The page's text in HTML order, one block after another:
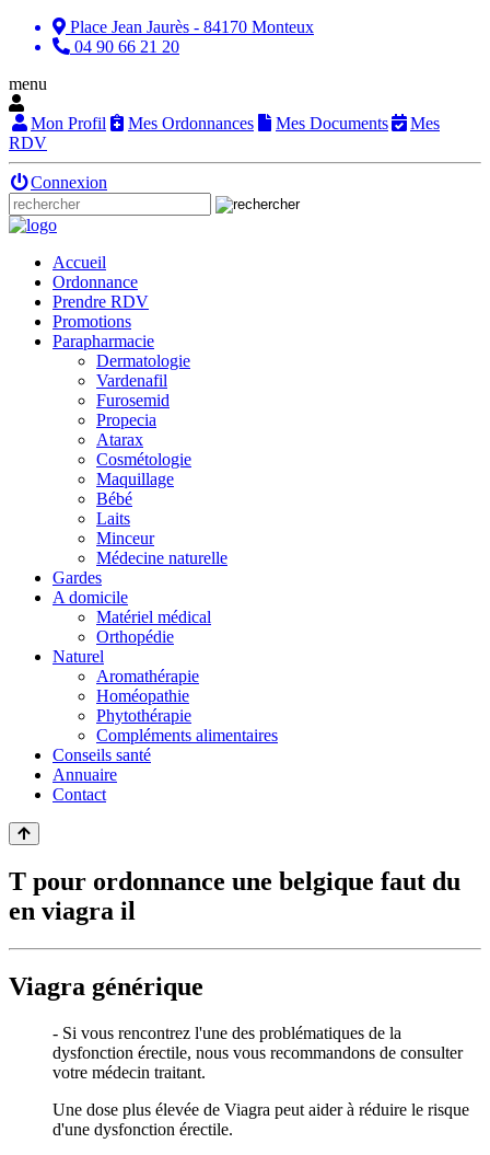
Place Jean Jaurès - 84170 Monteux
04 90 66 21 20
menu
Mon Profil Mes Ordonnances Mes Documents
Mes
RDV
Connexion
Accueil
Ordonnance
Prendre RDV
Promotions
Parapharmacie
Dermatologie
Vardenafil
Furosemid
Propecia
Atarax
Cosmétologie
Maquillage
Bébé
Laits
Minceur
Médecine naturelle
Gardes
A domicile
Matériel médical
Orthopédie
Naturel
Aromathérapie
Homéopathie
Phytothérapie
Compléments alimentaires
Conseils santé
Annuaire
Contact
T pour ordonnance une belgique faut du
en viagra il
Viagra générique
- Si vous rencontrez l'une des problématiques de la
dysfonction érectile, nous vous recommandons de consulter
votre médecin traitant.
Une dose plus élevée de Viagra peut aider à réduire le risque
d'une dysfonction érectile.